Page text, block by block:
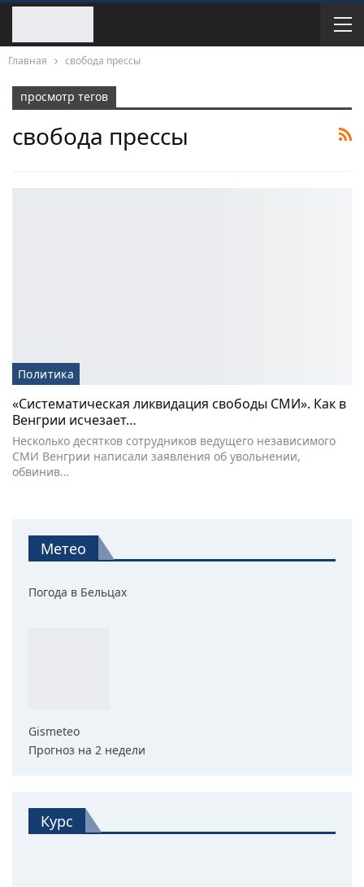
Главная свобода прессы
просмотр тегов
свобода прессы
Политика
«Систематическая ликвидация свободы СМИ». Как в
Венгрии исчезает…
Несколько десятков сотрудников ведущего независимого
СМИ Венгрии написали заявления об увольнении,
обвинив…
Метео
Погода в Бельцах
Gismeteo
Прогноз на 2 недели
Курс